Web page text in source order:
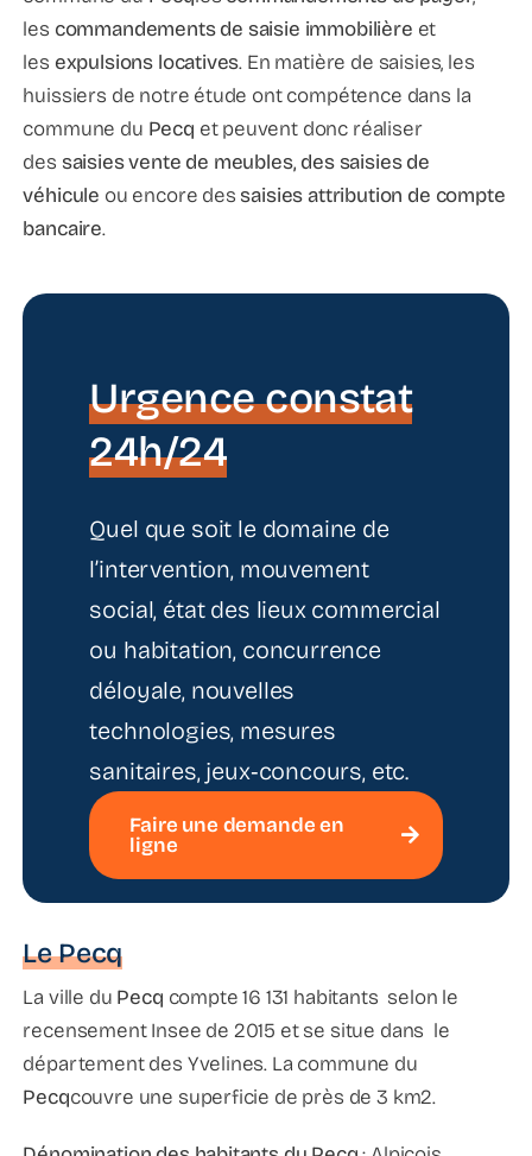
les commandements de saisie immobilière et
les expulsions locatives. En matière de saisies, les
huissiers de notre étude ont compétence dans la
commune du Pecq et peuvent donc réaliser
des saisies vente de meubles, des saisies de
véhicule ou encore des saisies attribution de compte
bancaire.
Urgence constat
24h/24
Quel que soit le domaine de
l’intervention, mouvement
social, état des lieux commercial
ou habitation, concurrence
déloyale, nouvelles
technologies, mesures
sanitaires, jeux‑concours, etc.
Faire une demande en
ligne
Le Pecq
La ville du Pecq compte 16 131 habitants selon le
recensement Insee de 2015 et se situe dans le
département des Yvelines. La commune du
Pecqcouvre une superficie de près de 3 km2.